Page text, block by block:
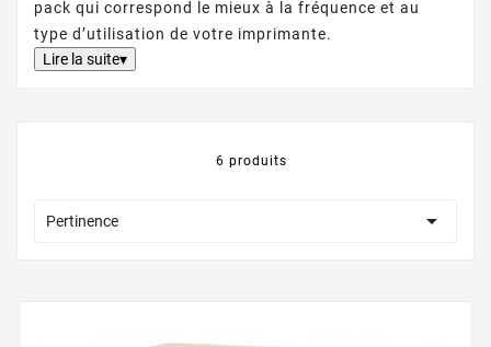
pack qui correspond le mieux à la fréquence et au
type d’utilisation de votre imprimante.
Lire la suite▾
6 produits
Pertinence 